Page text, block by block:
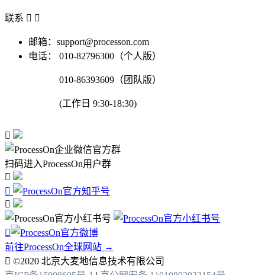
联系  
邮箱：support@processon.com
电话：
010-82796300（个人版）
010-86393609（团队版）
(工作日 9:30-18:30)

扫码进入ProcessOn用户群




前往ProcessOn全球网站 →
 ©2020 北京大麦地信息技术有限公司